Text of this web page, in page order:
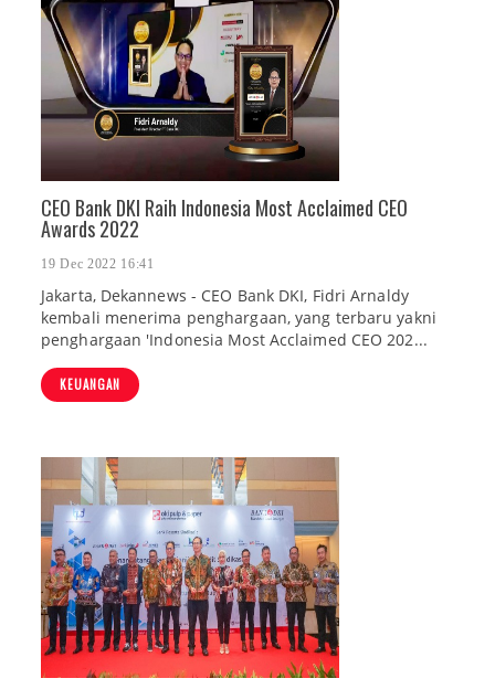
CEO Bank DKI Raih Indonesia Most Acclaimed CEO
Awards 2022
19 Dec 2022 16:41
Jakarta, Dekannews - CEO Bank DKI, Fidri Arnaldy
kembali menerima penghargaan, yang terbaru yakni
penghargaan 'Indonesia Most Acclaimed CEO 202...
KEUANGAN